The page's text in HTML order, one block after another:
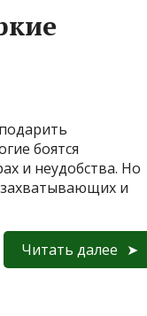
боятся
и неудобства. Но
и
Читать далее